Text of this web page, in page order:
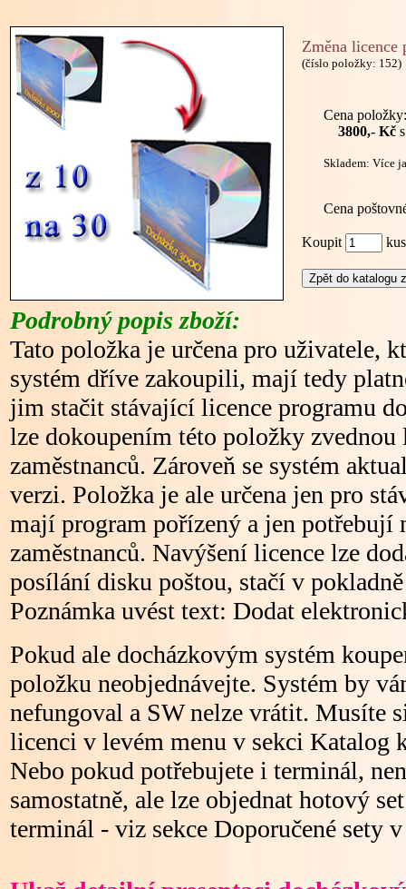
Změna licence
(číslo položky: 152)
Cena položky:
3800,- Kč
Skladem: Více
Cena
Koupit
Podrobný popis zboží:
Tato položka je určena pro uživatele,
systém dříve zakoupili, mají tedy
jim stačit stávající licence programu
lze dokoupením této položky zvednou
zaměstnanců. Zároveň se systém
verzi. Položka je ale určena jen pro
mají program pořízený a jen potřebují
zaměstnanců. Navýšení licence lze
posílání disku poštou, stačí v
Poznámka uvést text: Dodat
Pokud ale docházkovým systém
položku neobjednávejte. Systém by
nefungoval a SW nelze vrátit. Musíte
licenci v levém menu v sekci Katalog
Nebo pokud potřebujete i terminál,
samostatně, ale lze objednat hotový
terminál - viz sekce Doporučené sety